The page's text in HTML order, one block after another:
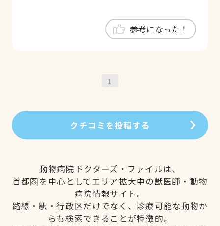
参考になった！
1
クチコミを投稿する
動物病院ドクターズ・ファイルは、
首都圏を中心としてエリア拡大中の獣医師・動物
病院情報サイト。
路線・駅・行政区だけでなく、診療可能な動物か
らも検索できることが特徴的。